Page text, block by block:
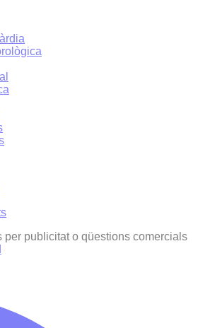
per publicitat o qüestions comercials